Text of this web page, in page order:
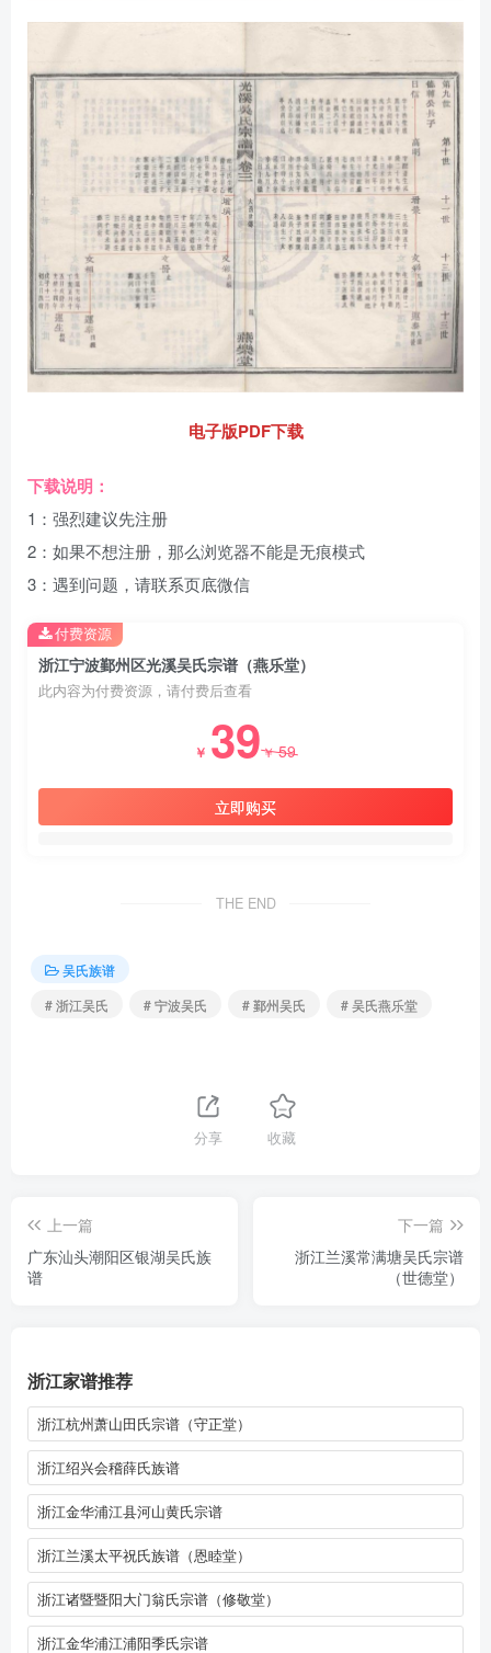
电子版PDF下载
下载说明：
1：强烈建议先注册
2：如果不想注册，那么浏览器不能是无痕模式
3：遇到问题，请联系页底微信
浙江宁波鄞州区光溪吴氏宗谱（燕乐堂）
此内容为付费资源，请付费后查看
￥ 39￥59
立即购买
付费资源
THE END
吴氏族谱
# 浙江吴氏
# 宁波吴氏 # 鄞州吴氏 # 吴氏燕乐堂
分享 收藏
上一篇
广东汕头潮阳区银湖吴氏族
谱
下一篇
浙江兰溪常满塘吴氏宗谱
（世德堂）
浙江家谱推荐
浙江杭州萧山田氏宗谱（守正堂）
浙江绍兴会稽薛氏族谱
浙江金华浦江县河山黄氏宗谱
浙江兰溪太平祝氏族谱（恩睦堂）
浙江诸暨暨阳大门翁氏宗谱（修敬堂）
浙江金华浦江浦阳季氏宗谱